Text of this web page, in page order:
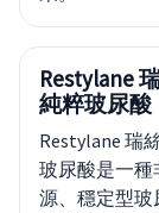
Restylane
純粹玻尿酸
Restylane 瑞
玻尿酸是一種
源、穩定型玻